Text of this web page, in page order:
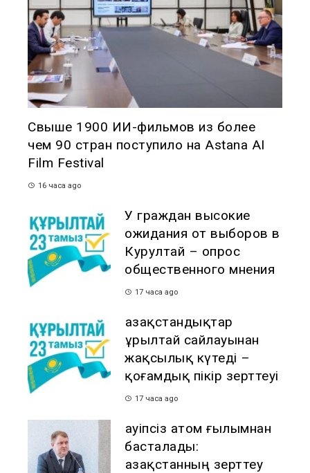
Свыше 1900 ИИ-фильмов из более
чем 90 стран поступило на Astana AI
Film Festival
16 часа ago
У граждан высокие
ожидания от выборов в
Курултай – опрос
общественного мнения
17 часа ago
Қазақстандықтар
Құрылтай сайлауынан
жақсылық күтеді –
қоғамдық пікір зерттеуі
17 часа ago
Қауіпсіз атом ғылымнан
басталады:
Қазақстанның зерттеу